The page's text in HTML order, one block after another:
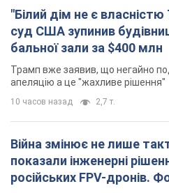
"Білий дім не є
суд США зупинив
бальної зали за $400 млн
Трамп вже заявив, що негайно
апеляцію а це "жахливе рішення"
10 часов назад 2,7 т.
Війна змінює не лише
показали інженерні
російських FPV-дронів.